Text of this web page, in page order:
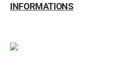
INFORMATIONS